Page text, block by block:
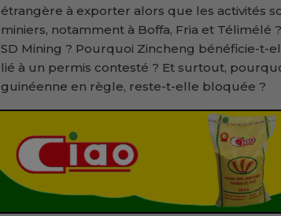
étrangère à exporter alors que les activités
miniers, notamment à Boffa, Fria et Télimélé
SD Mining ? Pourquoi Zincheng bénéficie-t-
lié à un permis contesté ? Et surtout,
guinéenne en règle, reste-t-elle bloquée ?